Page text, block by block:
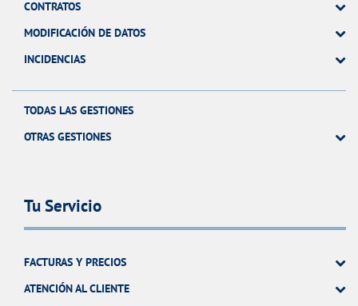
CONTRATOS
MODIFICACIÓN DE DATOS
INCIDENCIAS
TODAS LAS GESTIONES
OTRAS GESTIONES
Tu Servicio
FACTURAS Y PRECIOS
ATENCIÓN AL CLIENTE